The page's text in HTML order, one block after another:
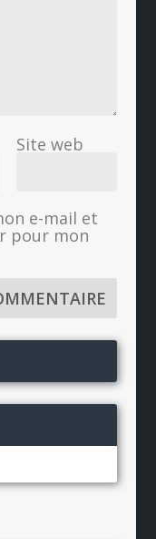
Site web
e-mail et
pour mon